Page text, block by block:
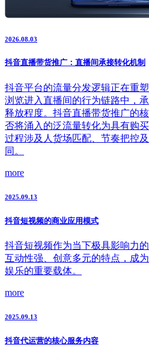
2026.08.03
抖音直播带货推广：直播间承接转化机制
抖音平台的流量分发逻辑正在重
浏览进入直播间的行为链路中，
释放程度。抖音直播带货推广的
否将涌入的泛流量转化为具有购
过程涉及人货场匹配、节奏把控
同。
more
2025.09.13
抖音短视频的商业应用模式
抖音短视频作为当下极具影响力
互动性强、创意多元的特点，成
娱乐的重要载体。
more
2025.09.13
抖音代运营的核心服务内容